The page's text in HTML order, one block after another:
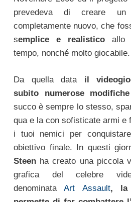
prevedeva di creare un
completamente nuovo, che
semplice e realisticoallo
tempo, nonché molto giocabile.
Da quella data il
subito numerose modifiche
succo è sempre lo stesso,
qua e la con sofisticate armi e
i tuoi nemici per
obiettivo finale. In questi
Steenha creato una piccola
grafica del celebre
denominataArt Assault, la